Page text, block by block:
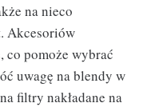
na nieco
Akcesoriów
co pomoże wybrać
uwagę na blendy w
filtry nakładane na